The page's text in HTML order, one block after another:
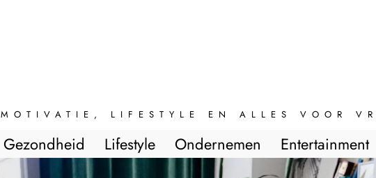
MOTIVATIE, LIFESTYLE EN ALLES VOOR
Gezondheid Lifestyle Ondernemen Entertainment